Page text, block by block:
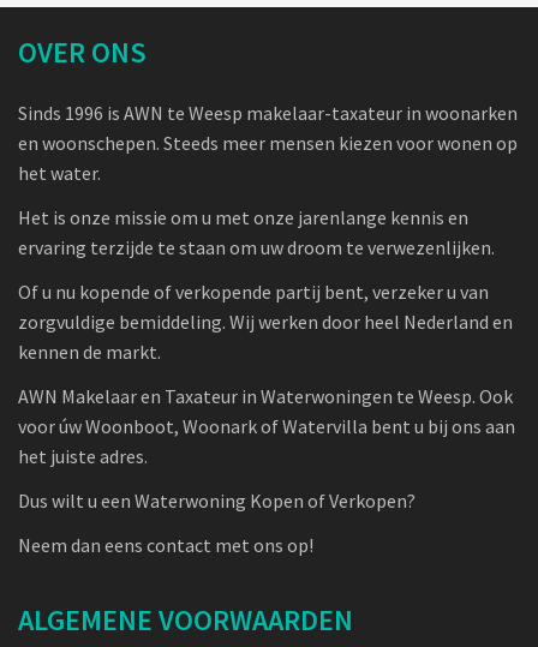
OVER ONS
Sinds 1996 is AWN te Weesp makelaar-taxateur in woonarken
en woonschepen. Steeds meer mensen kiezen voor wonen op
het water.
Het is onze missie om u met onze jarenlange kennis en
ervaring terzijde te staan om uw droom te verwezenlijken.
Of u nu kopende of verkopende partij bent, verzeker u van
zorgvuldige bemiddeling. Wij werken door heel Nederland en
kennen de markt.
AWN Makelaar en Taxateur in Waterwoningen te Weesp. Ook
voor úw Woonboot, Woonark of Watervilla bent u bij ons aan
het juiste adres.
Dus wilt u een Waterwoning Kopen of Verkopen?
Neem dan eens contact met ons op!
ALGEMENE VOORWAARDEN